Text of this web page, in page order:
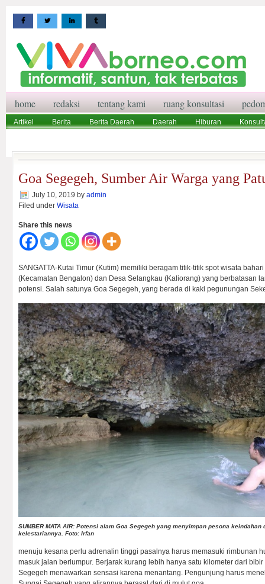
home redaksi tentang kami ruang konsultasi
Artikel Berita Berita Daerah Daerah Hiburan
Goa Segegeh, Sumber Air Warga yang
July 10, 2019 by admin
Filed under Wisata
Share this news
SANGATTA-Kutai Timur (Kutim) memiliki beragam titik-titik spot wisata
(Kecamatan Bengalon) dan Desa Selangkau (Kaliorang) yang berbatasan
potensi. Salah satunya Goa Segegeh, yang berada di kaki pegunungan
SUMBER MATA AIR: Potensi alam Goa Segegeh yang menyimpan pesona keindahan
kelestariannya. Foto: Irfan
menuju kesana perlu adrenalin tinggi pasalnya harus memasuki rimbunan
masuk jalan berlumpur. Berjarak kurang lebih hanya satu kilometer dari
Segegeh menawarkan sensasi karena menantang. Pengunjung harus